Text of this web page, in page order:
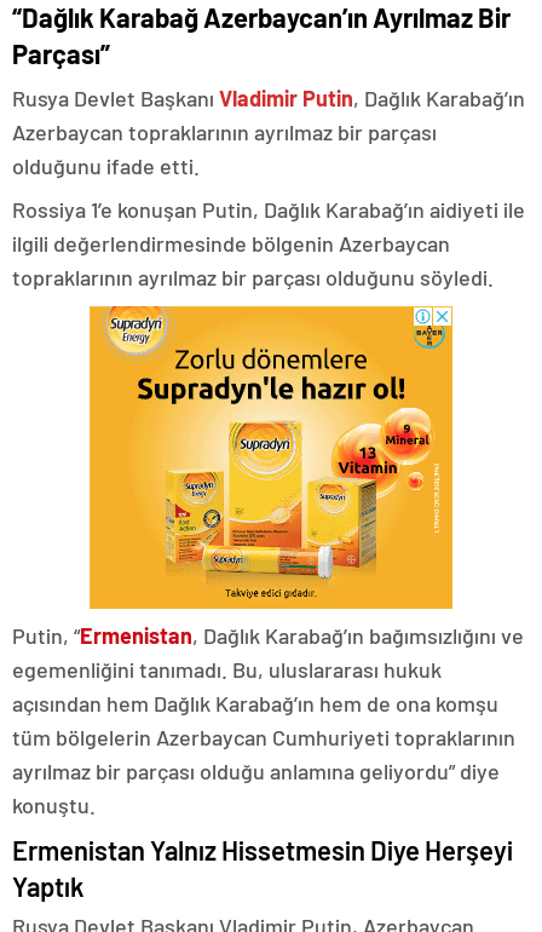
“Dağlık Karabağ Azerbaycan’ın Ayrılmaz Bir
Parçası”
Rusya Devlet Başkanı Vladimir Putin, Dağlık Karabağ’ın
Azerbaycan topraklarının ayrılmaz bir parçası
olduğunu ifade etti.
Rossiya 1’e konuşan Putin, Dağlık Karabağ’ın aidiyeti ile
ilgili değerlendirmesinde bölgenin Azerbaycan
topraklarının ayrılmaz bir parçası olduğunu söyledi.
Putin, “Ermenistan, Dağlık Karabağ’ın bağımsızlığını ve
egemenliğini tanımadı. Bu, uluslararası hukuk
açısından hem Dağlık Karabağ’ın hem de ona komşu
tüm bölgelerin Azerbaycan Cumhuriyeti topraklarının
ayrılmaz bir parçası olduğu anlamına geliyordu” diye
konuştu.
Ermenistan Yalnız Hissetmesin Diye Herşeyi
Yaptık
Rusya Devlet Başkanı Vladimir Putin, Azerbaycan